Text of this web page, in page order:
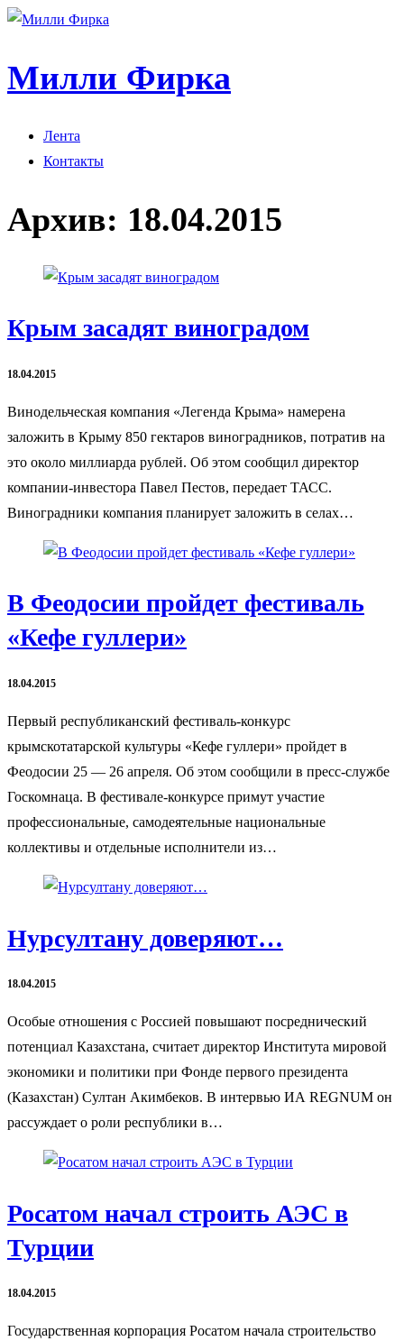
Милли Фирка
Лента
Контакты
Архив: 18.04.2015
Крым засадят виноградом
18.04.2015
Винодельческая компания «Легенда Крыма» намерена
заложить в Крыму 850 гектаров виноградников, потратив на
это около миллиарда рублей. Об этом сообщил директор
компании-инвестора Павел Пестов, передает ТАСС.
Виноградники компания планирует заложить в селах…
В Феодосии пройдет фестиваль
«Кефе гуллери»
18.04.2015
Первый республиканский фестиваль-конкурс
крымскотатарской культуры «Кефе гуллери» пройдет в
Феодосии 25 — 26 апреля. Об этом сообщили в пресс-службе
Госкомнаца. В фестивале-конкурсе примут участие
профессиональные, самодеятельные национальные
коллективы и отдельные исполнители из…
Нурсултану доверяют…
18.04.2015
Особые отношения с Россией повышают посреднический
потенциал Казахстана, считает директор Института мировой
экономики и политики при Фонде первого президента
(Казахстан) Султан Акимбеков. В интервью ИА REGNUM он
рассуждает о роли республики в…
Росатом начал строить АЭС в
Турции
18.04.2015
Государственная корпорация Росатом начала строительство